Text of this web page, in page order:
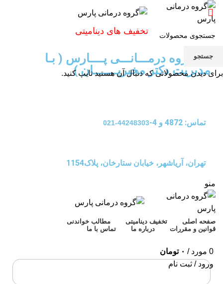
تخفیف های دینامیتی
گـــــروه درمـــانـــی پــــارس ( بـا
مدیریت دکتر مخبریـــــــان )
تماس: 4872 و 4- 44248303-021
تهران، آریاشهر، خیابان ستارخان، پلاک1154
منو
صفحه اصلی تخفیف دینامیتی
مطالب خواندنی
قوانین و مقررات
درباره ما تماس با ما
0 مورد / ۰ تومان
ورود / ثبت نام
برای بزرگنمایی کلیک کنید
جستجو
برای دیدن محصولاتی که دنبال آن هستید تایپ کنید.